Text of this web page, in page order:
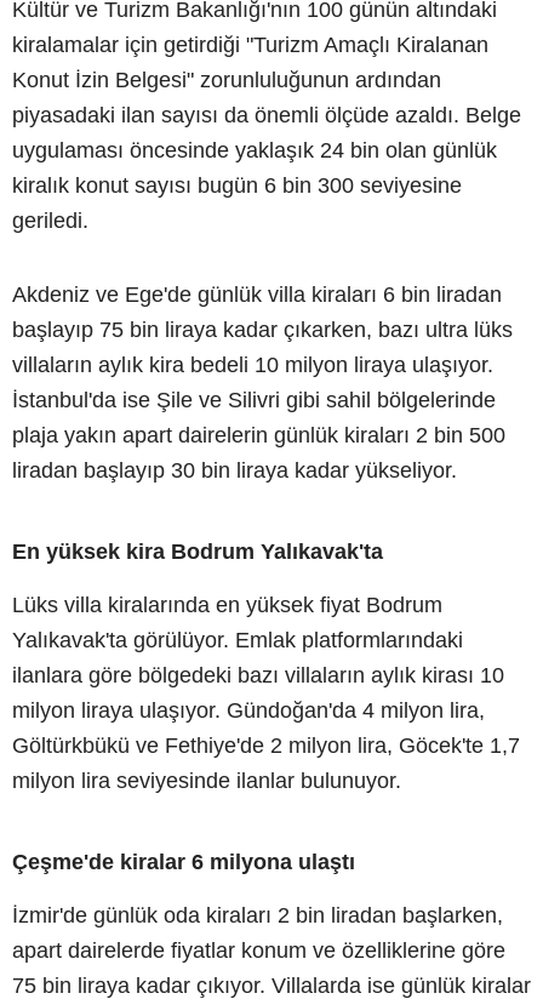
Kültür ve Turizm Bakanlığı'nın 100 günün altındaki
kiralamalar için getirdiği "Turizm Amaçlı Kiralanan
Konut İzin Belgesi" zorunluluğunun ardından
piyasadaki ilan sayısı da önemli ölçüde azaldı. Belge
uygulaması öncesinde yaklaşık 24 bin olan günlük
kiralık konut sayısı bugün 6 bin 300 seviyesine
geriledi.
Akdeniz ve Ege'de günlük villa kiraları 6 bin liradan
başlayıp 75 bin liraya kadar çıkarken, bazı ultra lüks
villaların aylık kira bedeli 10 milyon liraya ulaşıyor.
İstanbul'da ise Şile ve Silivri gibi sahil bölgelerinde
plaja yakın apart dairelerin günlük kiraları 2 bin 500
liradan başlayıp 30 bin liraya kadar yükseliyor.
En yüksek kira Bodrum Yalıkavak'ta
Lüks villa kiralarında en yüksek fiyat Bodrum
Yalıkavak'ta görülüyor. Emlak platformlarındaki
ilanlara göre bölgedeki bazı villaların aylık kirası 10
milyon liraya ulaşıyor. Gündoğan'da 4 milyon lira,
Göltürkbükü ve Fethiye'de 2 milyon lira, Göcek'te 1,7
milyon lira seviyesinde ilanlar bulunuyor.
Çeşme'de kiralar 6 milyona ulaştı
İzmir'de günlük oda kiraları 2 bin liradan başlarken,
apart dairelerde fiyatlar konum ve özelliklerine göre
75 bin liraya kadar çıkıyor. Villalarda ise günlük kiralar